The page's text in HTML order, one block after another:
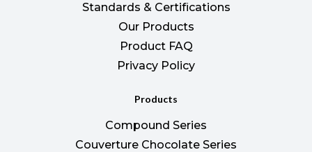
Standards & Certifications
Our Products
Product FAQ
Privacy Policy
Products
Compound Series
Couverture Chocolate Series